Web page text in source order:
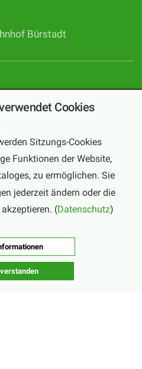
Bürstadt
Cookies
Sitzungs-Cookies
Funktionen der Website,
zu ermöglichen. Sie
jederzeit ändern oder die
(Datenschutz)